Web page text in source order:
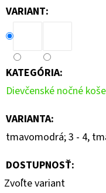
VARIANT:
KATEGÓRIA:
Dievčenské nočné
VARIANTA:
tmavomodrá; 3 - 4,
DOSTUPNOSŤ:
Zvoľte variant